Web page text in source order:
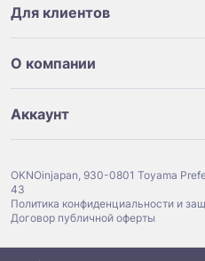
Для клиентов
О компании
Аккаунт
OKNOinjapan, 930-0801 Toyama
43
Политика конфиденциальности и
Договор публичной оферты